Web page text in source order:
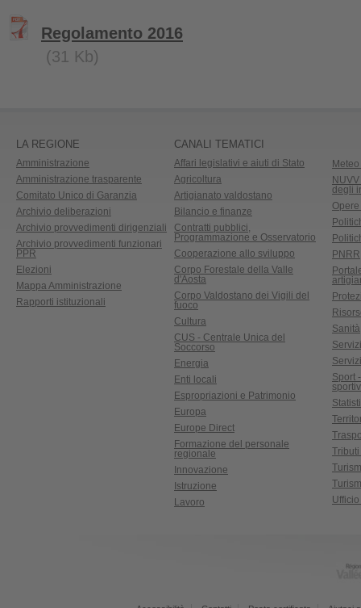
Regolamento 2016
(31 Kb)
LA REGIONE
Amministrazione
Amministrazione trasparente
Comitato Unico di Garanzia
Archivio deliberazioni
Archivio provvedimenti dirigenziali
Archivio provvedimenti funzionari
PPR
Elezioni
Mappa Amministrazione
Rapporti istituzionali
CANALI TEMATICI
Affari legislativi e aiuti di Stato
Agricoltura
Artigianato valdostano
Bilancio e finanze
Contratti pubblici,
Programmazione e Osservatorio
Cooperazione allo sviluppo
Corpo Forestale della Valle
d'Aosta
Corpo Valdostano dei Vigili del
fuoco
Cultura
CUS - Centrale Unica del
Soccorso
Energia
Enti locali
Espropriazioni e Patrimonio
Europa
Europe Direct
Formazione del personale
regionale
Innovazione
Istruzione
Lavoro
degli
PNRR
Sanità
Sport